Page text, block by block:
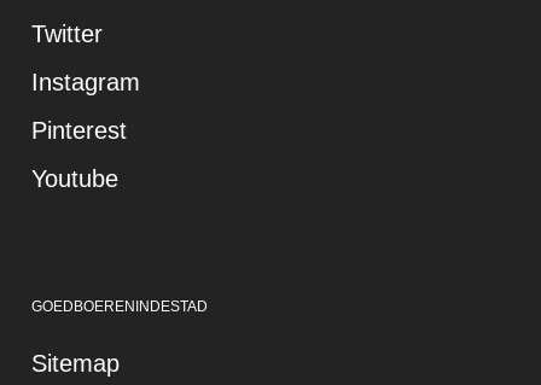
Twitter
Instagram
Pinterest
Youtube
GOEDBOERENINDESTAD
Sitemap